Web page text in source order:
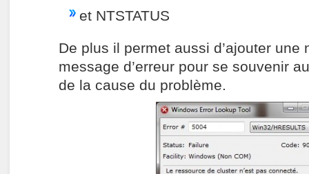
et NTSTATUS
De plus il permet aussi d’ajouter une
message d’erreur pour se souvenir
de la cause du problème.